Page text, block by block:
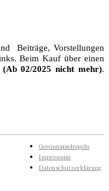
Beiträge, Vorstellungen
Beim Kauf über einen
(Ab 02/2025 nicht mehr).
Gewinnspielregeln
Impressum
Datenschutzerklärung